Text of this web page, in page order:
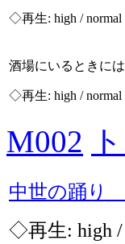
◇再生: high /
酒場にいるときに
◇再生: high /
M002
中世の踊
◇再生: high